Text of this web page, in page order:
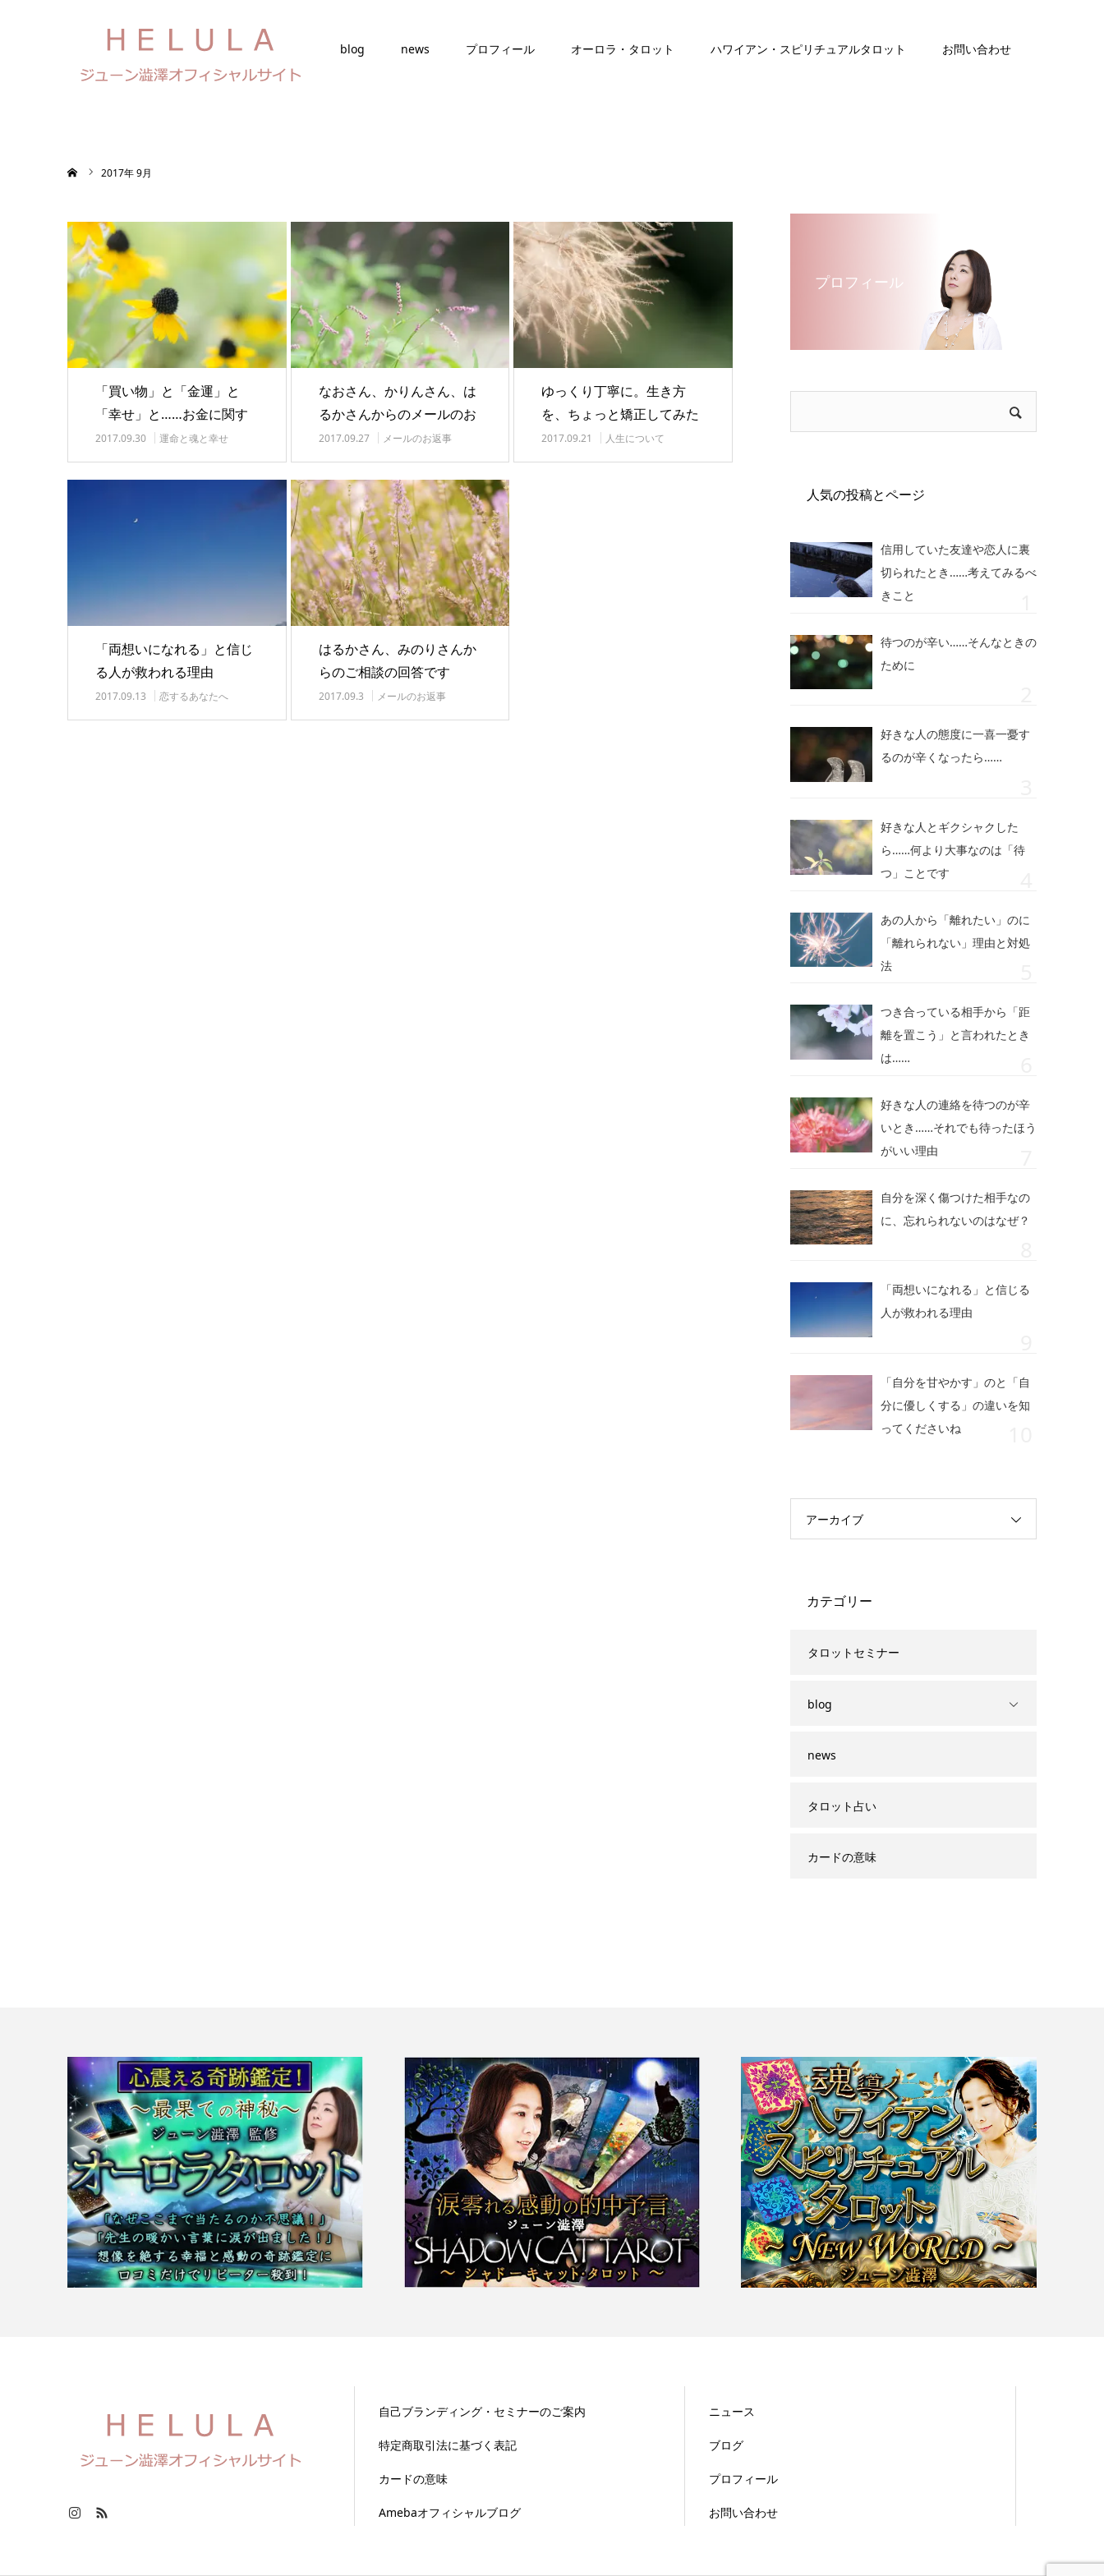
blog news プロフィール オーロラ・タロット ハワイアン・スピリチュアルタロット お問い合わせ
2017年 9月
「買い物」と「金運」と
「幸せ」と……お金に関す
るお話
2017.09.30 運命と魂と幸せ
なおさん、かりんさん、は
るかさんからのメールのお
返事です
2017.09.27 メールのお返事
ゆっくり丁寧に。生き方
を、ちょっと矯正してみた
ら……
2017.09.21 人生について
「両想いになれる」と信じ
る人が救われる理由
2017.09.13 恋するあなたへ
はるかさん、みのりさんか
らのご相談の回答です
2017.09.3 メールのお返事
プロフィール
人気の投稿とページ
信用していた友達や恋人に裏
切られたとき……考えてみるべ
きこと
待つのが辛い……そんなときの
ために
好きな人の態度に一喜一憂す
るのが辛くなったら……
好きな人とギクシャクした
ら……何より大事なのは「待
つ」ことです
あの人から「離れたい」のに
「離れられない」理由と対処
法
つき合っている相手から「距
離を置こう」と言われたとき
は……
好きな人の連絡を待つのが辛
いとき……それでも待ったほう
がいい理由
自分を深く傷つけた相手なの
に、忘れられないのはなぜ？
「両想いになれる」と信じる
人が救われる理由
「自分を甘やかす」のと「自
分に優しくする」の違いを知
ってくださいね
アーカイブ
カテゴリー
タロットセミナー
blog
news
タロット占い
カードの意味
自己ブランディング・セミナーのご案内
特定商取引法に基づく表記
カードの意味
Amebaオフィシャルブログ
ニュース
ブログ
プロフィール
お問い合わせ